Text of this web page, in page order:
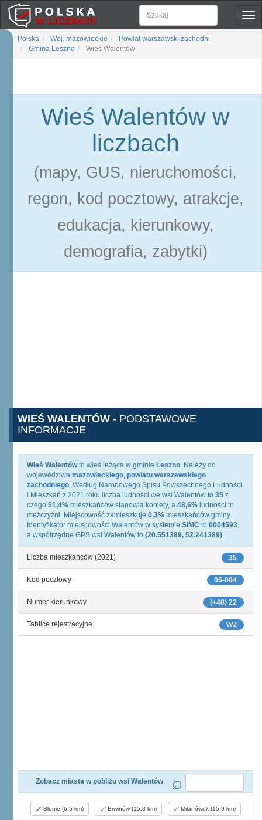
Polska Woj. mazowieckie
Powiat warszawski zachodni
Gmina Leszno
Wieś Walentów
Wieś Walentów w
liczbach
(mapy, GUS, nieruchomości,
regon, kod pocztowy, atrakcje,
edukacja, kierunkowy,
demografia, zabytki)
WIEŚ WALENTÓW - PODSTAWOWE
INFORMACJE
Wieś Walentówto wieś leżąca w gminie Leszno. Należy do
województwa mazowieckiego, powiatu warszawskiego
zachodniego. Według Narodowego Spisu Powszechnego Ludności
i Mieszkań z 2021 roku liczba ludności we wsi Walentów to 35 z
czego 51,4% mieszkańców stanowią kobiety, a 48,6% ludności to
mężczyźni. Miejscowość zamieszkuje 0,3% mieszkańców gminy.
Identyfikator miejscowości Walentów w systemie SIMC to 0004593,
a współrzędne GPS wsi Walentów to (20.551389, 52.241389).
35
Liczba mieszkańców (2021)
05-084
Kod pocztowy
(+48) 22
Numer kierunkowy
WZ
Tablice rejestracyjne
Zobacz miasta w pobliżu wsi Walentów
Błonie (6,5 km) Brwinów (15,8 km) Milanówek (15,9 km)